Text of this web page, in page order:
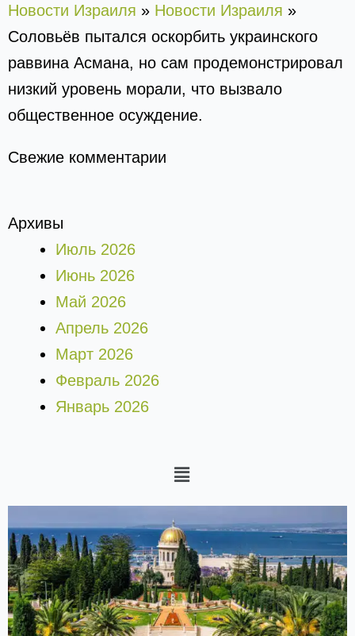
Новости Израиля » Новости Израиля »
Соловьёв пытался оскорбить украинского
раввина Асмана, но сам продемонстрировал
низкий уровень морали, что вызвало
общественное осуждение.
Свежие комментарии
Архивы
Июль 2026
Июнь 2026
Май 2026
Апрель 2026
Март 2026
Февраль 2026
Январь 2026
Меню